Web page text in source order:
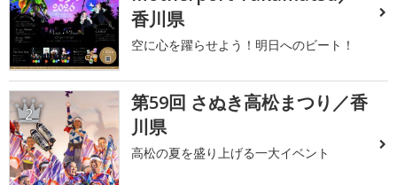
香川県
空に心を躍らせよう！明日へのビート！
2
第59回 さぬき高松まつり／香
川県
高松の夏を盛り上げる一大イベント